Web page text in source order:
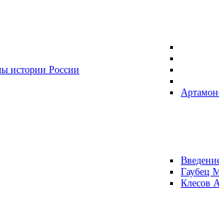
истории России
Гаубец
Клесов